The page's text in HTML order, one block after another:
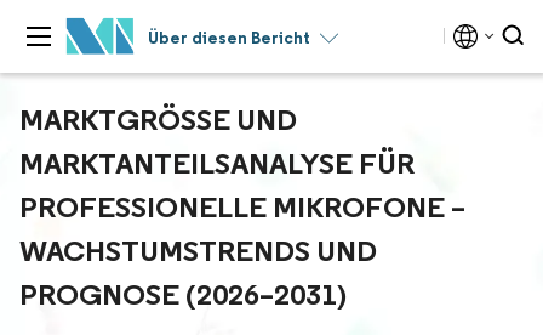
Über diesen Bericht
MARKTGRÖSSE UND M
ARKTANTEILSANALYSE FÜR P
ROFESSIONELLE MIKROFONE – W
ACHSTUMSTRENDS UND P
ROGNOSE (2026–2031)